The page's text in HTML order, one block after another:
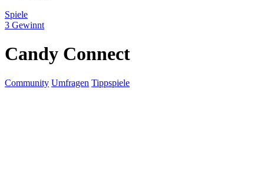
Spiele
3 Gewinnt
Candy Connect
Community Umfragen Tippspiele